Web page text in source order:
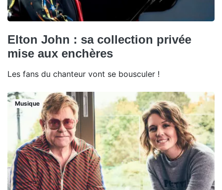
Elton John : sa collection privée
mise aux enchères
Les fans du chanteur vont se bousculer !
Musique